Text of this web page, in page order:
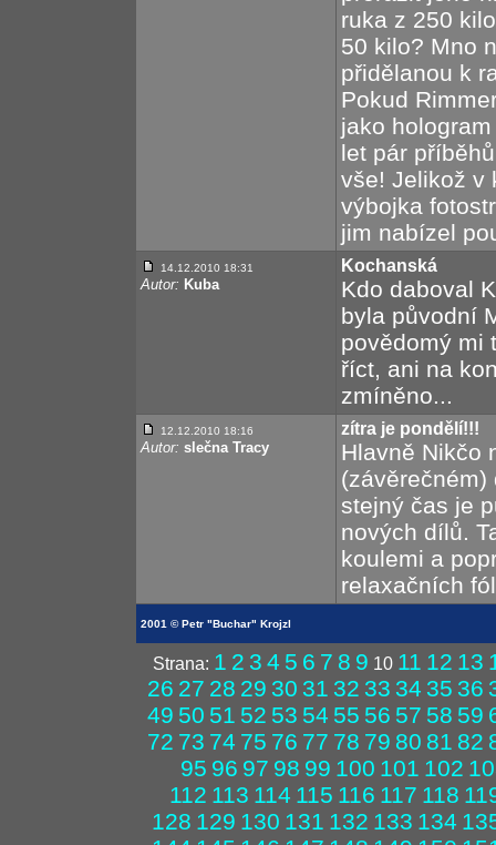
ruka z 250
50 kilo? Mno
přidělanou k
Pokud
jako
let pár
vše! Jelikož v
výbojka
jim nabízel
14.12.2010 18:31
Autor: Kuba
Kochanská
Kdo daboval
byla původní
povědomý mi
říct, ani na
zmíněno...
12.12.2010 18:16
Autor: slečna Tracy
zítra je pondělí!!!
Hlavně Nikčo
stejný čas je
nových dílů.
koulemi a
relaxačních
2001 © Petr "Buchar" Krojzl
Strana: 1 2 3 4 5 6 7 8 9 10 11 12 13
26 27 28 29 30 31 32 33 34 35 36
49 50 51 52 53 54 55 56 57 58 59
72 73 74 75 76 77 78 79 80 81 82
95 96 97 98 99 100 101 102
112 113 114 115 116 117 118
128 129 130 131 132 133 134